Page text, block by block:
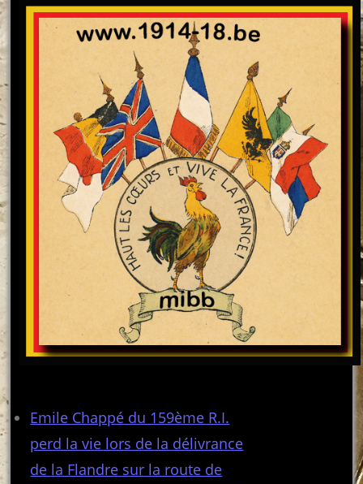
Emile Chappé du 159ème R.I.
perd la vie lors de la délivrance
de la Flandre sur la route de